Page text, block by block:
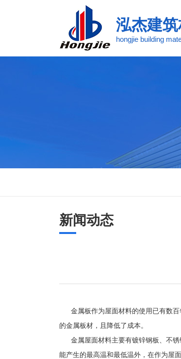
泓杰建
hongjie building
新闻动态
金属板作为屋面材料的使用已有数
的金属板材，且降低了成本。
金属屋面材料主要有镀锌钢板、不
能产生的最高温和最低温外，在作为屋